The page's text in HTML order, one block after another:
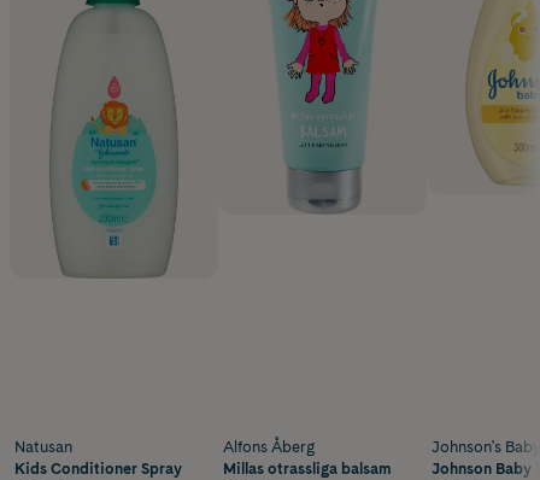
Natusan
Kids Conditioner Spray
Alfons Åberg
Millas otrassliga balsam
Johnson's Baby
Johnson Baby